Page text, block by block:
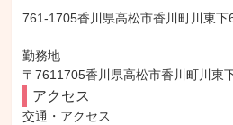
761-1705香川県高松市香川町川東下
勤務地
〒7611705香川県高松市香川町川東
アクセス
交通・アクセス